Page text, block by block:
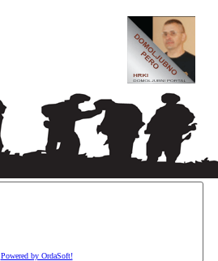
Powered by OrdaSoft!